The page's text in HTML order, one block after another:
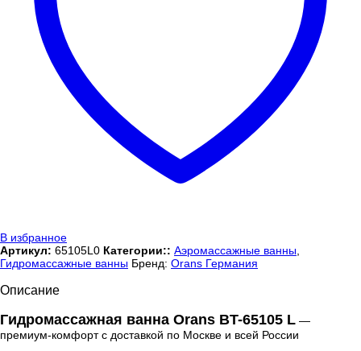
В избранное
Артикул: 65105L0 Категории:: Аэромассажные ванны
Гидромассажные ванны Бренд: Orans Германия
Описание
Гидромассажная ванна Orans BT-65105 L —
премиум-комфорт с доставкой по Москве и всей России